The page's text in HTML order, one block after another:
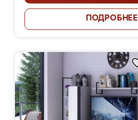
ПОДРОБНЕЕ